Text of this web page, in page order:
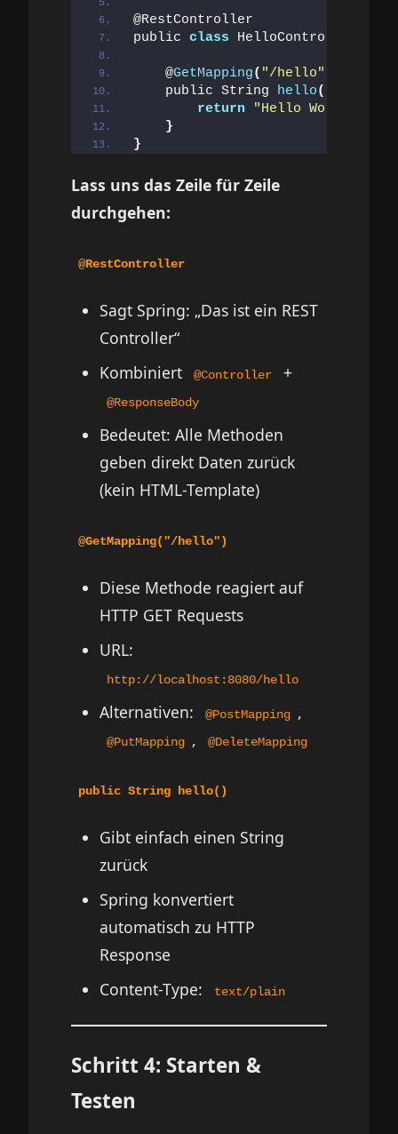
@RestController
public class HelloController
    @
GetMapping( "/hello"
    public String
hello()
return
"Hello World from
}
}
Lass uns das Zeile für Zeile
durchgehen:
@RestController
Sagt Spring: „Das ist ein REST
Controller“
Kombiniert
@Controller +
@ResponseBody
Bedeutet: Alle Methoden
geben direkt Daten zurück
(kein HTML-Template)
@GetMapping("/hello")
Diese Methode reagiert auf
HTTP GET Requests
URL:
http://localhost:8080/hello
Alternativen: @PostMapping ,
@PutMapping , @DeleteMapping
public String hello()
Gibt einfach einen String
zurück
Spring konvertiert
automatisch zu HTTP
Response
Content-Type:
text/plain
Schritt 4: Starten &
Testen